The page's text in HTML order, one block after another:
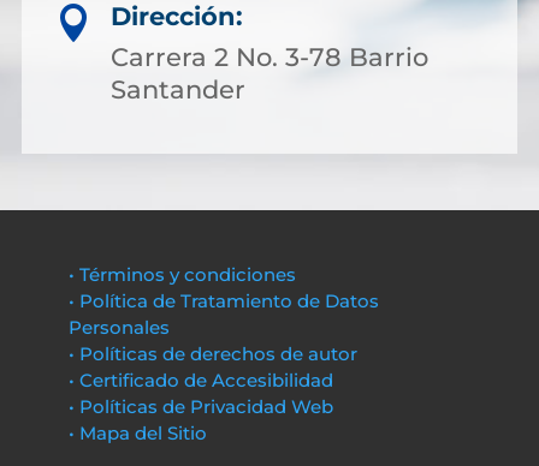

Dirección:
Carrera 2 No. 3-78 Barrio
Santander
• Términos y condiciones
• Política de Tratamiento de Datos
Personales
• Políticas de derechos de autor
• Certificado de Accesibilidad
• Políticas de Privacidad Web
• Mapa del Sitio